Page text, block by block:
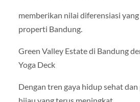
memberikan nilai diferensiasi
properti Bandung.
Green Valley Estate di Bandung
Yoga Deck
Dengan tren gaya hidup sehat